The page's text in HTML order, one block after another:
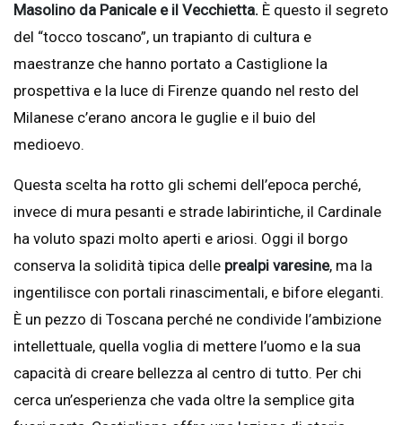
Masolino da Panicale e il Vecchietta. È questo il segreto
del “tocco toscano”, un trapianto di cultura e
maestranze che hanno portato a Castiglione la
prospettiva e la luce di Firenze quando nel resto del
Milanese c’erano ancora le guglie e il buio del
medioevo.
Questa scelta ha rotto gli schemi dell’epoca perché,
invece di mura pesanti e strade labirintiche, il Cardinale
ha voluto spazi molto aperti e ariosi. Oggi il borgo
conserva la solidità tipica delle prealpi varesine, ma la
ingentilisce con portali rinascimentali, e bifore eleganti.
È un pezzo di Toscana perché ne condivide l’ambizione
intellettuale, quella voglia di mettere l’uomo e la sua
capacità di creare bellezza al centro di tutto. Per chi
cerca un’esperienza che vada oltre la semplice gita